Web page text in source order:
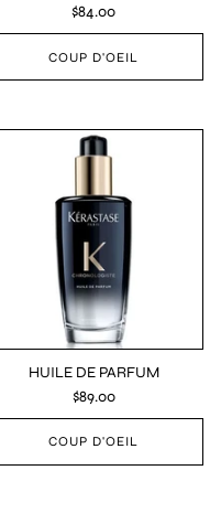
$84.00
COUP D'OEIL
HUILE DE PARFUM
$89.00
COUP D'OEIL